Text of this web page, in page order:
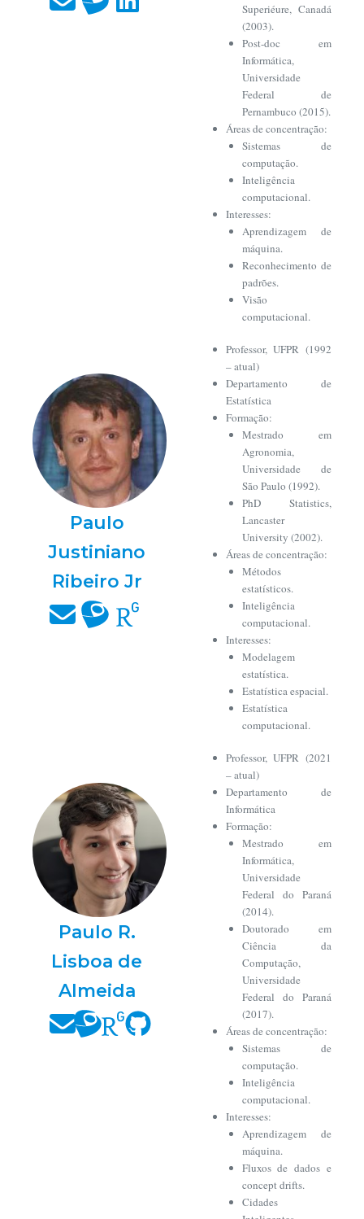
Superiéure, Canadá
(2003).
Post-doc em
Informática,
Universidade
Federal de
Pernambuco (2015).
Áreas de concentração:
Sistemas de
computação.
Inteligência
computacional.
Interesses:
Aprendizagem de
máquina.
Reconhecimento de
padrões.
Visão
computacional.
Paulo
Justiniano
Ribeiro Jr
Professor, UFPR (1992
– atual)
Departamento de
Estatística
Formação:
Mestrado em
Agronomia,
Universidade de
São Paulo (1992).
PhD Statistics,
Lancaster
University (2002).
Áreas de concentração:
Métodos
estatísticos.
Inteligência
computacional.
Interesses:
Modelagem
estatística.
Estatística espacial.
Estatística
computacional.
Paulo R.
Lisboa de
Almeida
Professor, UFPR (2021
– atual)
Departamento de
Informática
Formação:
Mestrado em
Informática,
Universidade
Federal do Paraná
(2014).
Doutorado em
Ciência da
Computação,
Universidade
Federal do Paraná
(2017).
Áreas de concentração:
Sistemas de
computação.
Inteligência
computacional.
Interesses:
Aprendizagem de
máquina.
Fluxos de dados e
concept drifts.
Cidades